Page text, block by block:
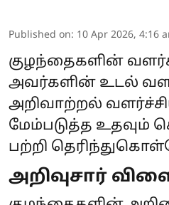
Published on: 10 Apr 2026, 4:16
குழந்தைகளின்
அவர்களின் உடல்
அறிவாற்றல்
மேம்படுத்த உதவும்
பற்றி
அறிவுசார்